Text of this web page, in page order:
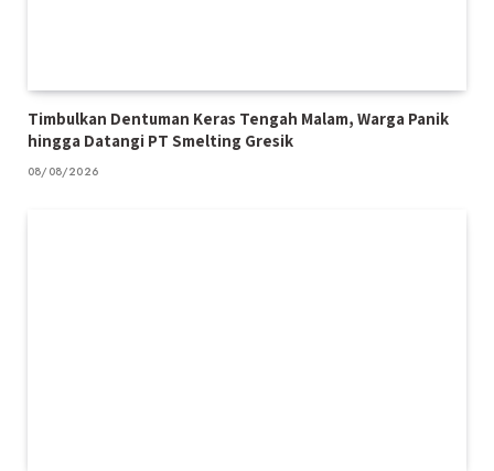
Timbulkan Dentuman Keras Tengah Malam, Warga Panik
hingga Datangi PT Smelting Gresik
08/08/2026